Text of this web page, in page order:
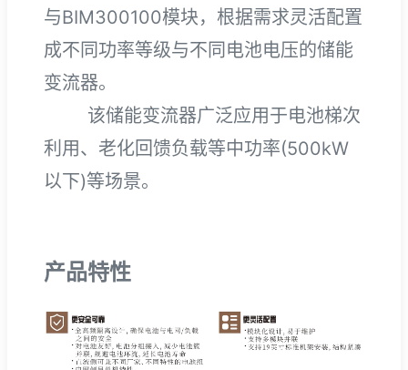
与BIM300100模块，根据需求灵活配置
成不同功率等级与不同电池电压的储能
变流器。
该储能变流器广泛应用于电池梯次
利用、老化回馈负载等中功率(500kW
以下)等场景。
产品特性